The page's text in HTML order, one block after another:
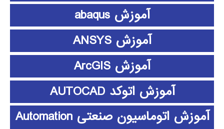
آموزش abaqus
آموزش ANSYS
آموزش ArcGIS
آموزش اتوکد AUTOCAD
آموزش اتوماسیون صنعتی Automation